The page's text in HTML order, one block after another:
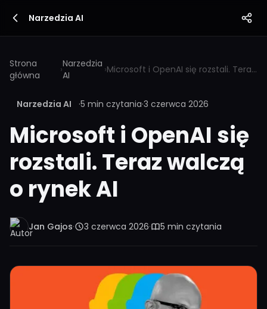
Narzedzia AI
Strona
główna
›Narzedzia
AI
› Microsoft i OpenAI się rozstali. Teraz walczą o rynek AI
Narzedzia AI ·5 min czytania·3 czerwca 2026
Microsoft i OpenAI się
rozstali. Teraz walczą
o rynek AI
Jan Gajos· 3 czerwca 2026· 5 min czytania